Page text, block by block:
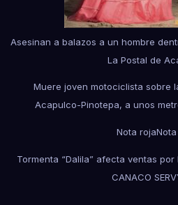
Asesinan a balazos a un hombre
La Postal de
Muere joven motociclista sobre
Acapulco-Pinotepa, a unos
Nota roja
Tormenta “Dalila” afecta ventas
CANACO